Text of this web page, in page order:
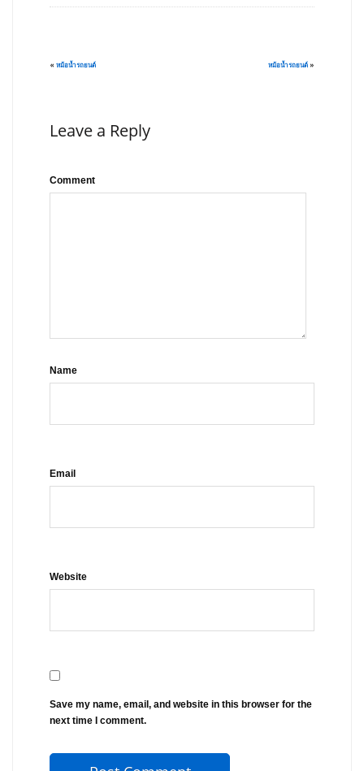
« หม้อน้ำรถยนต์ หม้อน้ำรถยนต์ »
Leave a Reply
Comment
Name
Email
Website
Save my name, email, and website in this browser for the
next time I comment.